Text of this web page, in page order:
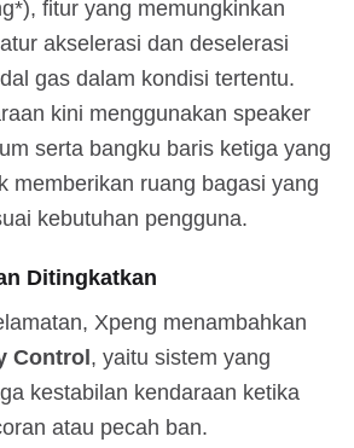
fitur yang memungkinkan
akselerasi dan deselerasi
gas dalam kondisi tertentu.
kini menggunakan speaker
serta bangku baris ketiga yang
memberikan ruang bagasi yang
kebutuhan pengguna.
Ditingkatkan
Xpeng menambahkan
Control, yaitu sistem yang
kestabilan kendaraan ketika
atau pecah ban.